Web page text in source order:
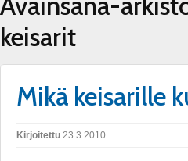
keisarit
Mikä keisarille
Kirjoitettu 23.3.2010